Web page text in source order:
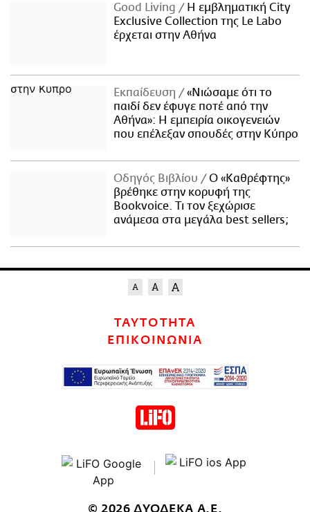
Good Living
Η εμβληματική City
Exclusive Collection της Le Labo
έρχεται στην Αθήνα
Εκπαίδευση
«Νιώσαμε ότι το
παιδί δεν έφυγε ποτέ από την
Αθήνα»: Η εμπειρία οικογενειών
που επέλεξαν σπουδές στην Κύπρο
Οδηγός Βιβλίου
Ο «Καθρέφτης»
βρέθηκε στην κορυφή της
Bookvoice. Τι τον ξεχώρισε
ανάμεσα στα μεγάλα best sellers;
ΤΑΥΤΟΤΗΤΑ
ΕΠΙΚΟΙΝΩΝΙΑ
© 2026 ΔΥΟΔΕΚΑ Α.Ε.